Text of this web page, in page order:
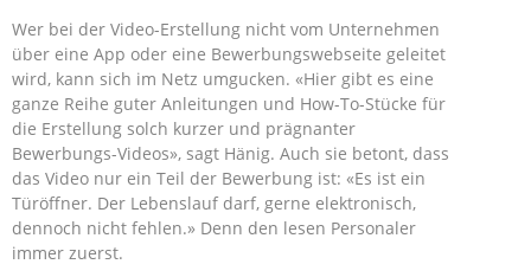
Wer bei der Video-Erstellung nicht vom Unternehmen
über eine App oder eine Bewerbungswebseite geleitet
wird, kann sich im Netz umgucken. «Hier gibt es eine
ganze Reihe guter Anleitungen und How-To-Stücke für
die Erstellung solch kurzer und prägnanter
Bewerbungs-Videos», sagt Hänig. Auch sie betont, dass
das Video nur ein Teil der Bewerbung ist: «Es ist ein
Türöffner. Der Lebenslauf darf, gerne elektronisch,
dennoch nicht fehlen.» Denn den lesen Personaler
immer zuerst.